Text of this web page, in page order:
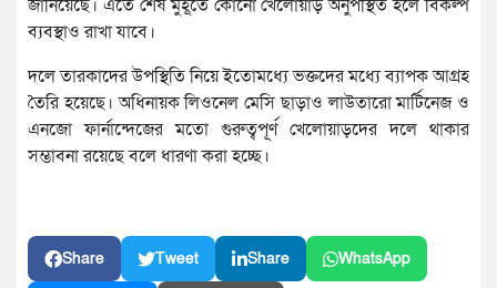
জানিয়েছে। এতে শেষ মুহূর্তে কোনো খেলোয়াড় অনুপস্থিত হলে বিকল্প
ব্যবস্থাও রাখা যাবে।
দলে তারকাদের উপস্থিতি নিয়ে ইতোমধ্যে ভক্তদের মধ্যে ব্যাপক আগ্রহ
তৈরি হয়েছে। অধিনায়ক লিওনেল মেসি ছাড়াও লাউতারো মার্টিনেজ ও
এনজো ফার্নান্দেজের মতো গুরুত্বপূর্ণ খেলোয়াড়দের দলে থাকার
সম্ভাবনা রয়েছে বলে ধারণা করা হচ্ছে।
Share Tweet Share WhatsApp